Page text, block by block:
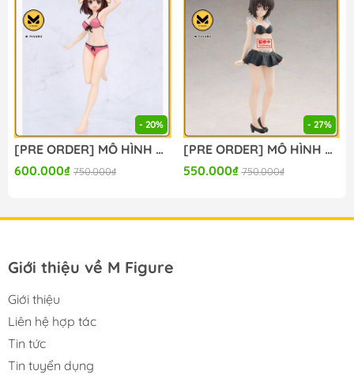
- 20%
[PRE ORDER] MÔ HÌNH Suzumiya Haruhi no Yuuutsu - Suzumiya Haruhi - Vivit Figure (System Service) FIGURE CHÍNH HÃNG
600.000₫ 750.000₫
- 27%
[PRE ORDER] MÔ HÌNH Girls und Panzer: Saishuushou - Nishizumi Maho - Eternal Romance - Maid Swimsuit Ver. (Bandai Spirits) FIGURE CHÍNH HÃNG
550.000₫ 750.000₫
Giới thiệu về M Figure
Giới thiệu
Liên hệ hợp tác
Tin tức
Tin tuyển dụng